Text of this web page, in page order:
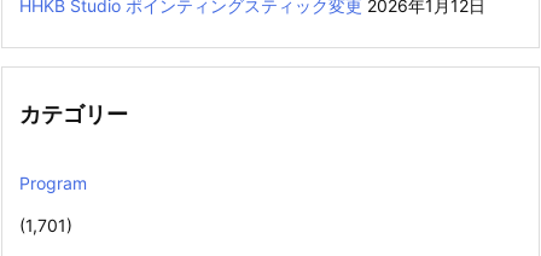
HHKB Studio ポインティングスティック変更 2026年1月12日
カテゴリー
Program
(1,701)